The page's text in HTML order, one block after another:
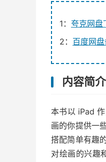
1： 夸克网盘
2： 百度网
内容简介
本书以 iPad
画的你提供一
搭配简单有趣
对绘画的兴趣